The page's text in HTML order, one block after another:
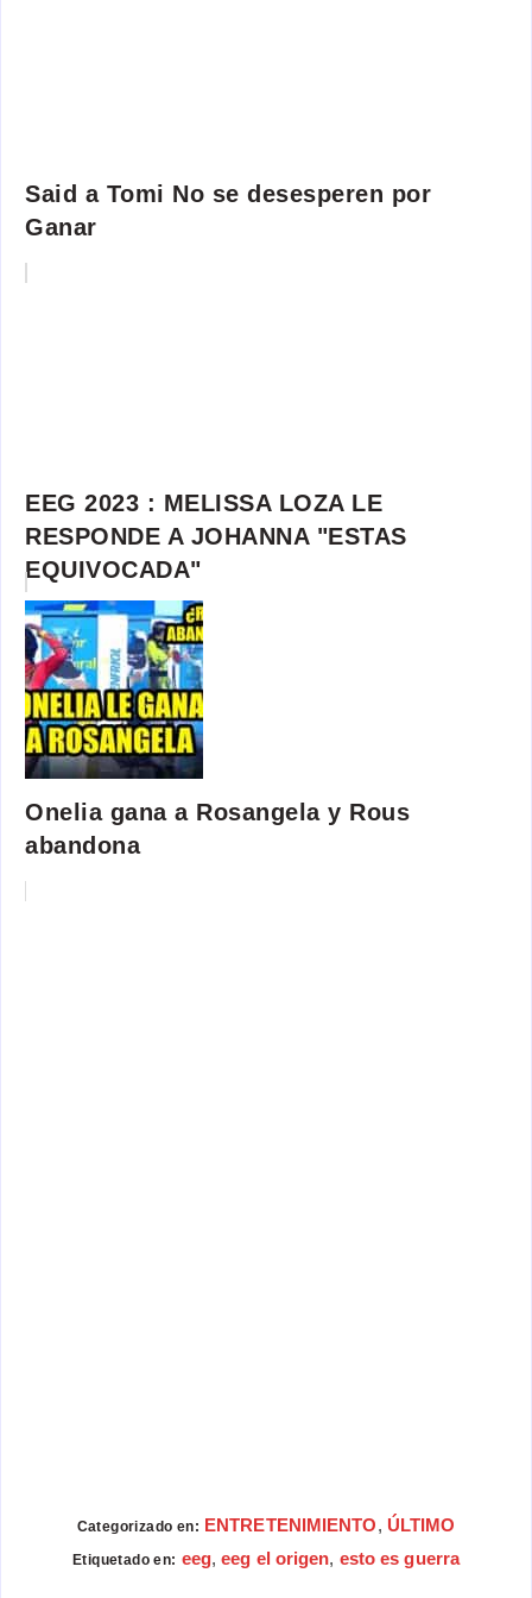
Said a Tomi No se desesperen por
Ganar
EEG 2023 : MELISSA LOZA LE
RESPONDE A JOHANNA "ESTAS
EQUIVOCADA"
Onelia gana a Rosangela y Rous
abandona
Categorizado en: ENTRETENIMIENTO, ÚLTIMO
Etiquetado en: eeg,eeg el origen, esto es guerra